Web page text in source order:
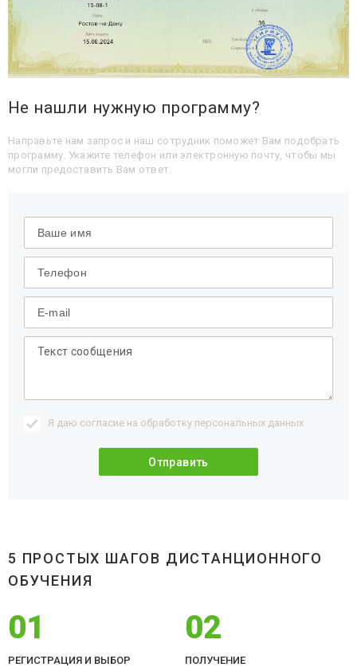
Не нашли нужную программу?
Направьте нам запрос и наш сотрудник поможет Вам подобрать
программу. Укажите телефон или электронную почту, чтобы мы
могли предоставить Вам ответ.
Я даю согласие на обработку персональных данных
5 ПРОСТЫХ ШАГОВ ДИСТАНЦИОННОГО
ОБУЧЕНИЯ
01
РЕГИСТРАЦИЯ И ВЫБОР
02
ПОЛУЧЕНИЕ